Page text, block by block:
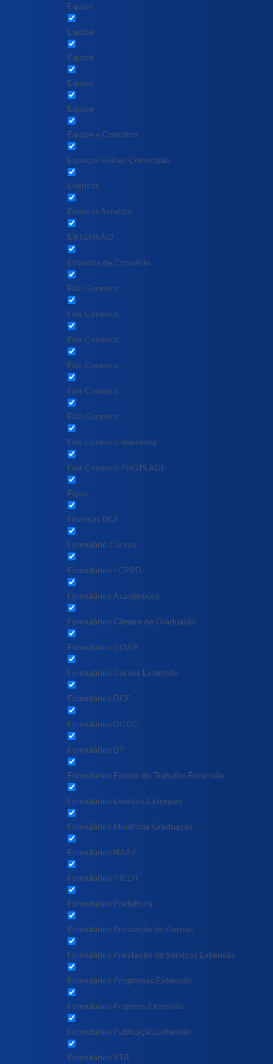
Equipe
Equipe
Equipe
Equipe
Equipe
Equipe e Contatos
Espaços Físicos Comerciais
Eventos
Eventos Servidor
EXTENSÃO
Extratos de Convênio
Fale Conosco
Fale Conosco
Fale Conosco
Fale Conosco
Fale Conosco
Fale Conosco
Fale Conosco Imprensa
Fale Conosco PROPLADI
Fapur
Finanças DCF
Formulário Cursos
Formulários - CPPD
Formulários Acadêmicos
Formulários Câmara de Graduação
Formulários COAP
Formulários Cursos Extensão
Formulários DCF
Formulários DGCC
Formulários DP
Formulários Equipe de Trabalho Extensão
Formulários Eventos Extensão
Formulários Monitoria Graduação
Formulários NAAP
Formulários PICDT
Formulários Prefeitura
Formulários Prestação de Contas
Formulários Prestação de Serviços Extensão
Formulários Programas Extensão
Formulários Projetos Extensão
Formulários Publicação Extensão
Formulários STA